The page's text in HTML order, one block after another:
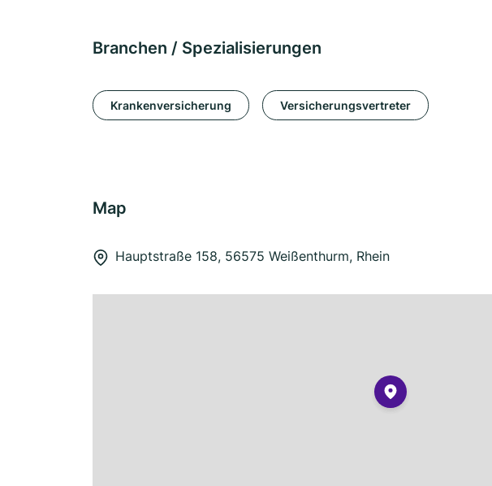
Branchen / Spezialisierungen
Krankenversicherung Versicherungsvertreter
Map
Hauptstraße 158, 56575 Weißenthurm, Rhein